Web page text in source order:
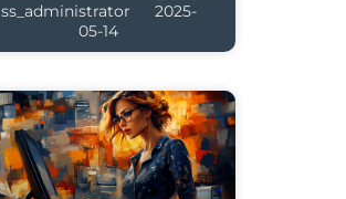
ss_administrator
2025-
05-14